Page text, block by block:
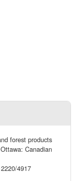
forest products
Canadian
4917